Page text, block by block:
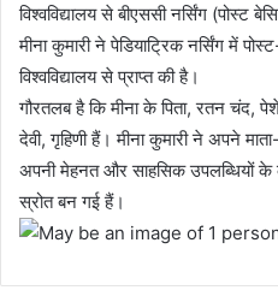
विश्वविद्यालय से बीएससी नर्सिंग (पोस्ट
मीना कुमारी ने पेडियाट्रिक नर्सिंग में
विश्वविद्यालय से प्राप्त की है।
गौरतलब है कि मीना के पिता, रतन चंद,
देवी, गृहिणी हैं। मीना कुमारी ने अपने
अपनी मेहनत और साहसिक उपलब्धियों
स्रोत बन गई हैं।